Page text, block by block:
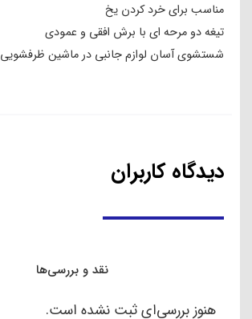
مناسب برای خرد کردن یخ
تیغه دو مرحه ای با برش افقی و عمودی
شستشوی آسان لوازم جانبی در ماشین ظرفشویی
دیدگاه کاربران
نقد و بررسی‌ها
هنوز بررسی‌ای ثبت نشده است.